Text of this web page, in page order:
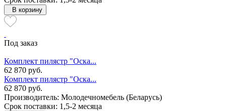
В корзину
Под заказ
Комплект пилястр "Оска...
62 870 руб.
Комплект пилястр "Оска...
62 870 руб.
Производитель: Молодечномебель (Беларусь)
Срок поставки: 1,5-2 месяца